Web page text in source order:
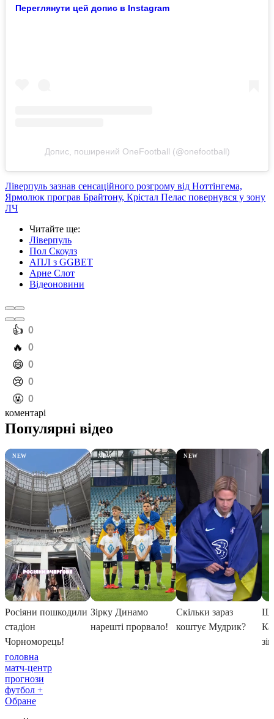
Переглянути цей допис в Instagram
Допис, поширений OneFootball (@onefootball)
Ліверпуль зазнав сенсаційного розгрому від Ноттінгема,
Ярмолюк програв Брайтону, Крістал Пелас повернувся у зону
ЛЧ
Читайте ще:
Ліверпуль
Пол Скоулз
АПЛ з GGBET
Арне Слот
Відеоновини
️👍 0
️🔥 0
️😄 0
️😢 0
️🤬 0
коментарі
головна
матч-центр
прогнози
футбол +
Обране